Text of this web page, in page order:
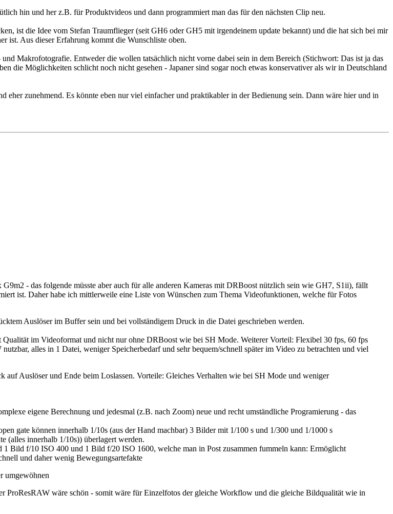
hin und her z.B. für Produktvideos und dann programmiert man das für den nächsten Clip neu.
ist die Idee vom Stefan Traumflieger (seit GH6 oder GH5 mit irgendeinem update bekannt) und die hat sich bei mir
ist. Aus dieser Erfahrung kommt die Wunschliste oben.
Makrofotografie. Entweder die wollen tatsächlich nicht vorne dabei sein in dem Bereich (Stichwort: Das ist ja das
die Möglichkeiten schlicht noch nicht gesehen - Japaner sind sogar noch etwas konservativer als wir in Deutschland
zunehmend. Es könnte eben nur viel einfacher und praktikabler in der Bedienung sein. Dann wäre hier und in
- das folgende müsste aber auch für alle anderen Kameras mit DRBoost nützlich sein wie GH7, S1ii), fällt
ist. Daher habe ich mittlerweile eine Liste von Wünschen zum Thema Videofunktionen, welche für Fotos
Auslöser im Buffer sein und bei vollständigem Druck in die Datei geschrieben werden.
im Videoformat und nicht nur ohne DRBoost wie bei SH Mode. Weiterer Vorteil: Flexibel 30 fps, 60 fps
alles in 1 Datei, weniger Speicherbedarf und sehr bequem/schnell später im Video zu betrachten und viel
auf Auslöser und Ende beim Loslassen. Vorteile: Gleiches Verhalten wie bei SH Mode und weniger
eigene Berechnung und jedesmal (z.B. nach Zoom) neue und recht umständliche Programierung - das
gate können innerhalb 1/10s (aus der Hand machbar) 3 Bilder mit 1/100 s und 1/300 und 1/1000 s
(alles innerhalb 1/10s)) überlagert werden.
Bild f/10 ISO 400 und 1 Bild f/20 ISO 1600, welche man in Post zusammen fummeln kann: Ermöglicht
und daher wenig Bewegungsartefakte
umgewöhnen
ProResRAW wäre schön - somit wäre für Einzelfotos der gleiche Workflow und die gleiche Bildqualität wie in